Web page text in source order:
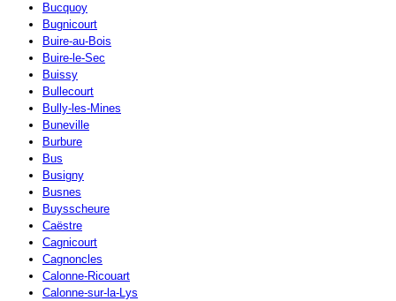
Bucquoy
Bugnicourt
Buire-au-Bois
Buire-le-Sec
Buissy
Bullecourt
Bully-les-Mines
Buneville
Burbure
Bus
Busigny
Busnes
Buysscheure
Caëstre
Cagnicourt
Cagnoncles
Calonne-Ricouart
Calonne-sur-la-Lys